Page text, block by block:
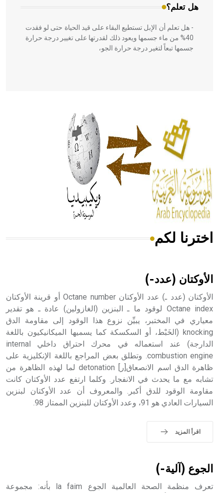
هل تعلم؟
- هل تعلم أن الإبل تستطيع البقاء على قيد الحياة حتى لو فقدت
40% من ماء جسمها ويعود ذلك لقدرتها على تغيير درجة حرارة
جسمها تبعاً لتغير درجة حرارة الجو،
الحكم، الأدلة، تنظيم التغذية، ورسالته في جروح الرأس. ويعود
له الفضل بأنه حرر الطب من الدين والفلسفة.
- هل تعلم أن المرجان إفراز حيواني يتكون في البحر ويتركب
من مادة كربونات الكلسيوم، وهو أحمر أو شديد الحمرة وهو
أجود أنواعه، ويمتاز بكبر الحجم ويسمى الش
هل تعلم أن الأبسيد كلمة فرنسية اللفظ تم اعتمادها مصطلحاً
- هل تعلم أن أبجر Abgar اسم معروف جيداً يعود إلى عدد من
الملوك الذين حكموا مدينة إديسا (الرها) من أبجر الأول وحتى
التاسع، وهم ينتسبون إلى أسرة أوسروين
- هل تعلم أن الأبجدية الكنعانية تتألف من /22/ علامة كتابية
sign تكتب منفصلة غير متصلة، وتعتمد المبدأ الأكوروفوني،
اخترنا لكم
الأوكتان (عدد-)
الأوكتان (عدد ـ) عدد الأوكتان Octane number أو قرينة الأوكتان
Octane index لوقود ما ـ البنزين (الغازولين) عادة ـ هو تقدير
معياري في المختبر، يبيِّن نزوع هذا الوقود إلى مقاومة الدق
knocking (الخَبْط، أو السكسكة كما يسميها الميكانيكيون باللغة
الدارجة) عند استعماله في محرك احتراق داخلي internal
combustion engine. وتطلق بعض المراجع باللغة الإنكليزية على
ظاهرة الدق اسم الانصعاق[ر] detonation لما لهذه الظاهرة من
تشابه مع ما يحدث في الانفجار. وكلما ارتفع عدد الأوكتان كانت
مقاومة الوقود للدق أكبر. والمعروف أن عدد الأوكتان لبنزين
السيارات العادي هو 91، وعدد الأوكتان للبنزين الممتاز 98.
اقرأ المزيد
الجوع (آلية-)
تعرف منظمة الصحة العالمية الجوع la faim بأنه: مجموعة